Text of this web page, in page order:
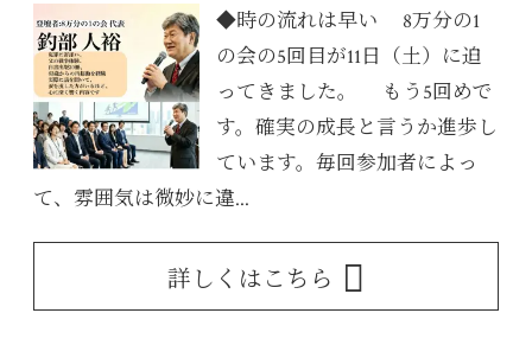
◆時の流れは早い 8万分の1
の会の5回目が11日（土）に迫
ってきました。 もう5回めで
す。確実の成長と言うか進歩し
ています。毎回参加者によっ
て、雰囲気は微妙に違...
詳しくはこちら